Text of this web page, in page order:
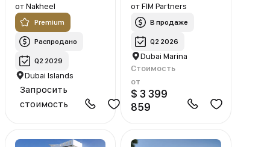
отNakheel
Premium
Распродано
Q2 2029
Dubai Islands
Запросить
стоимость
отFIM Partners
В продаже
Q2 2026
Dubai Marina
Стоимость
от
$ 3 399
859